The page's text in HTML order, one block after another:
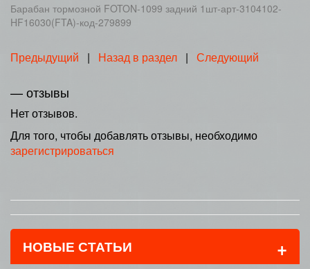
Барабан тормозной FOTON-1099 задний 1шт-арт-3104102-
HF16030(FTA)-код-279899
Предыдущий | Назад в раздел | Следующий
— отзывы
Нет отзывов.
Для того, чтобы добавлять отзывы, необходимо
зарегистрироваться
НОВЫЕ СТАТЬИ +